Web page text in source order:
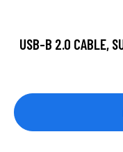
USB-B 2.0 CABLE,